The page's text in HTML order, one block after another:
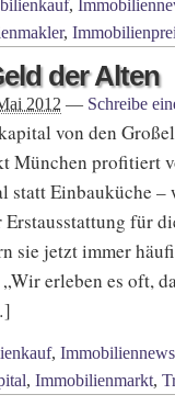
,
,
der Alten
2012 — Schreibe
von den
profitiert
statt Einbauküche –
für
sie jetzt immer
erleben es oft,
,
, Immobilienmarkt,